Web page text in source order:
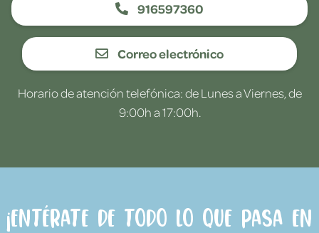
916597360
Correo electrónico
Horario de atención telefónica: de Lunes a Viernes, de
9:00h a 17:00h.
¡Entérate de todo lo que pasa en